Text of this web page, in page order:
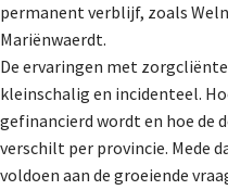
permanent verblijf, zoals
Mariënwaerdt.
De ervaringen met
kleinschalig en incidenteel.
gefinancierd wordt en hoe de
verschilt per provincie. Mede
voldoen aan de groeiende